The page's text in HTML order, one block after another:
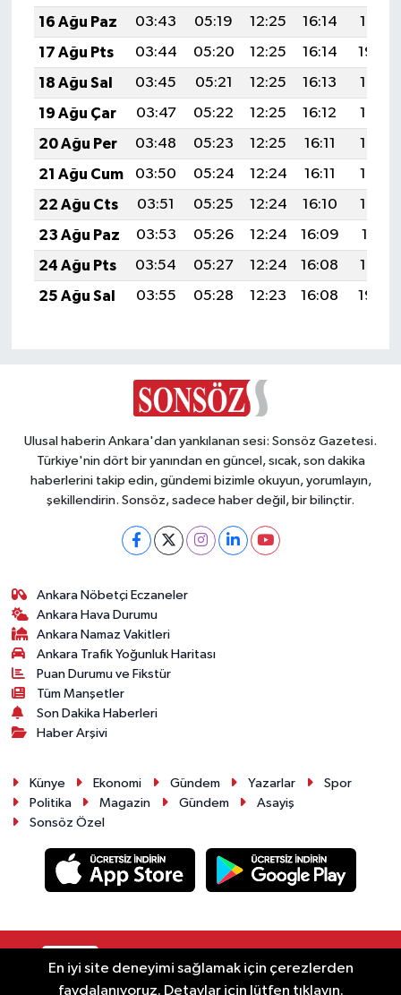
16 Ağu Paz
03:43 05:19 12:25 16:14
19:21
17 Ağu Pts
03:44 05:20 12:25 16:14
19:20
18 Ağu Sal
03:45 05:21 12:25 16:13
19:19
19 Ağu Çar
03:47 05:22 12:25 16:12
19:17
20 Ağu Per
03:48 05:23 12:25 16:11
19:16
21 Ağu Cum
03:50 05:24 12:24 16:11
19:14
22 Ağu Cts
03:51 05:25 12:24 16:10
19:13
23 Ağu Paz
03:53 05:26 12:24 16:09
19:11
24 Ağu Pts
03:54 05:27 12:24 16:08
19:10
25 Ağu Sal
03:55 05:28 12:23 16:08 19:08
Ulusal haberin Ankara'dan yankılanan sesi: Sonsöz Gazetesi.
Türkiye'nin dört bir yanından en güncel, sıcak, son dakika
haberlerini takip edin, gündemi bizimle okuyun, yorumlayın,
şekillendirin. Sonsöz, sadece haber değil, bir bilinçtir.
Ankara Nöbetçi Eczaneler
Ankara Hava Durumu
Ankara Namaz Vakitleri
Ankara Trafik Yoğunluk Haritası
Puan Durumu ve Fikstür
Tüm Manşetler
Son Dakika Haberleri
Haber Arşivi
Künye Ekonomi Gündem Yazarlar
Spor
Politika
Magazin Gündem
Asayiş
Sonsöz Özel
RSS Copyright © 2025. Her hakkı saklıdır.
En iyi site deneyimi sağlamak için çerezlerden
faydalanıyoruz. Detaylar için lütfen tıklayın.